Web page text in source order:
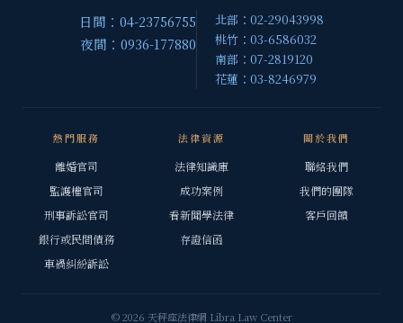
日間：04-23756755
夜間：0936-177880
北部：02-29043998
桃竹：03-6586032
南部：07-2819120
花蓮：03-8246979
熱門服務
離婚官司
監護權官司
刑事訴訟官司
銀行或民間債務
車禍糾紛訴訟
法律資源
法律知識庫
成功案例
看新聞學法律
存證信函
關於我們
聯絡我們
我們的團隊
客戶回饋
© 2026 天秤座法律網 Libra Law Center